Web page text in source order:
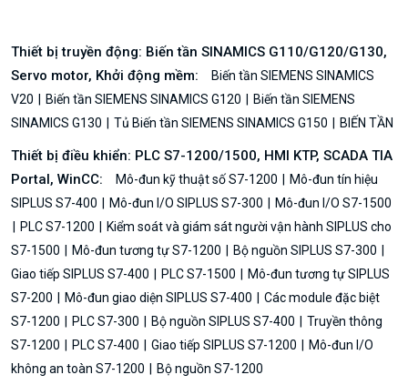
Thiết bị truyền động: Biến tần SINAMICS G110/G120/G130,
Servo motor, Khởi động mềm:
Biến tần SIEMENS SINAMICS
V20
Biến tần SIEMENS SINAMICS G120
Biến tần SIEMENS
SINAMICS G130
Tủ Biến tần SIEMENS SINAMICS G150 BIẾN TẦN
Thiết bị điều khiển: PLC S7-1200/1500, HMI KTP, SCADA TIA
Portal, WinCC:
Mô-đun kỹ thuật số S7-1200
Mô-đun tín hiệu
SIPLUS S7-400
Mô-đun I/O SIPLUS S7-300
Mô-đun I/O S7-1500
PLC S7-1200
Kiểm soát và giám sát người vận hành SIPLUS cho
S7-1500
Mô-đun tương tự S7-1200
Bộ nguồn SIPLUS S7-300
Giao tiếp SIPLUS S7-400
PLC S7-1500
Mô-đun tương tự SIPLUS
S7-200
Mô-đun giao diện SIPLUS S7-400
Các module đặc biệt
S7-1200
PLC S7-300 Bộ nguồn SIPLUS S7-400
Truyền thông
S7-1200
PLC S7-400 Giao tiếp SIPLUS S7-1200
Mô-đun I/O
không an toàn S7-1200
Bộ nguồn S7-1200